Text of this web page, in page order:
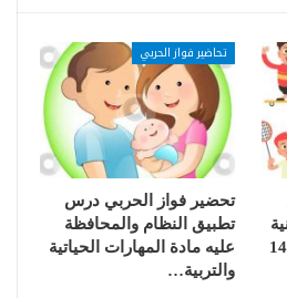
1443
تحاضير فواز الحربي
تحضير فواز الحربي درس
تطبيق النظام والمحافظة
عليه مادة المهارات الحياتية
والتربية…